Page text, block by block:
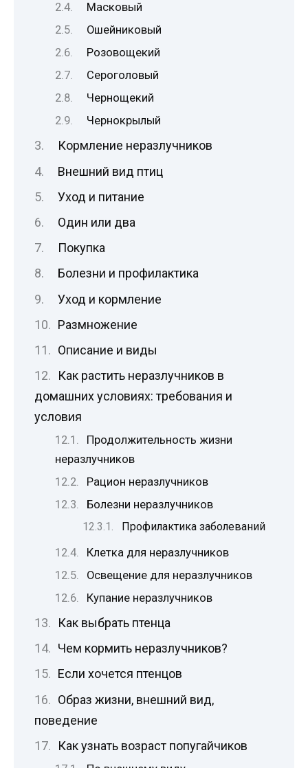
Масковый
Ошейниковый
Розовощекий
Сероголовый
Чернощекий
Чернокрылый
Кормление неразлучников
Внешний вид птиц
Уход и питание
Один или два
Покупка
Болезни и профилактика
Уход и кормление
Размножение
Описание и виды
Как растить неразлучников в
домашних условиях: требования и
условия
Продолжительность жизни
неразлучников
Рацион неразлучников
Болезни неразлучников
Профилактика заболеваний
Клетка для неразлучников
Освещение для неразлучников
Купание неразлучников
Как выбрать птенца
Чем кормить неразлучников?
Если хочется птенцов
Образ жизни, внешний вид,
поведение
Как узнать возраст попугайчиков